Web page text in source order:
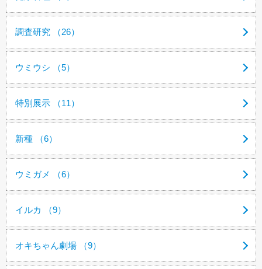
調査研究 （26）
ウミウシ （5）
特別展示 （11）
新種 （6）
ウミガメ （6）
イルカ （9）
オキちゃん劇場 （9）